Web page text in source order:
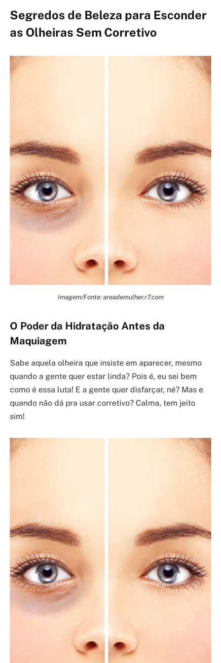
Segredos de Beleza para Esconder
as Olheiras Sem Corretivo
Imagem/Fonte: areademulher.r7.com
O Poder da Hidratação Antes da
Maquiagem
Sabe aquela olheira que insiste em aparecer, mesmo
quando a gente quer estar linda? Pois é, eu sei bem
como é essa luta! E a gente quer disfarçar, né? Mas e
quando não dá pra usar corretivo? Calma, tem jeito
sim!